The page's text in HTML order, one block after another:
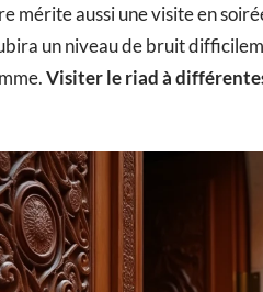
mérite aussi une visite en
un niveau de bruit
Visiter le riad à